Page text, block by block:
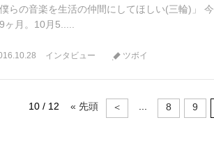
僕らの音楽を生活の仲間にしてほしい(三輪)」
ヶ月。10月5.....
インタビュー ツボイ
10 / 12 « 先頭 ＜ 8 9